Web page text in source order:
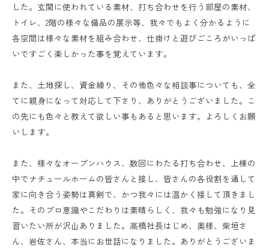
した。玄関に使われている素材、打ち合わせを行う部屋の素材、
トイレ、2階の様々な備品の展示等、我々でもよく分かるように
各空間は様々な素材を組み合わせ、仕掛けと遊びごころがいっぱ
いですごく楽しかった事を覚えています。
また、土地探し、資金繰り、その他色々な相談事についても、全
てに親身になって対応して下さり、ありがとうございました。こ
の先にも色々と教えて欲しい事もあると思います。よろしくお願
いします。
また、様々なオープンハウス、数回にわたる打ち合わせ、上棟の
中でナチュールホームの皆さんと接し、皆さんの各役割を通して
家に向き合う姿勢は真剣で、かつ我々には温かく接して頂きまし
た。そのプロ意識やこだわりは素晴らしく、我々も勉強になり見
習いたい所が沢山ありました。高橋社長はじめ、奥様、柴垣さ
ん、岩佐さん、本当にお世話になりました。ありがとうございま